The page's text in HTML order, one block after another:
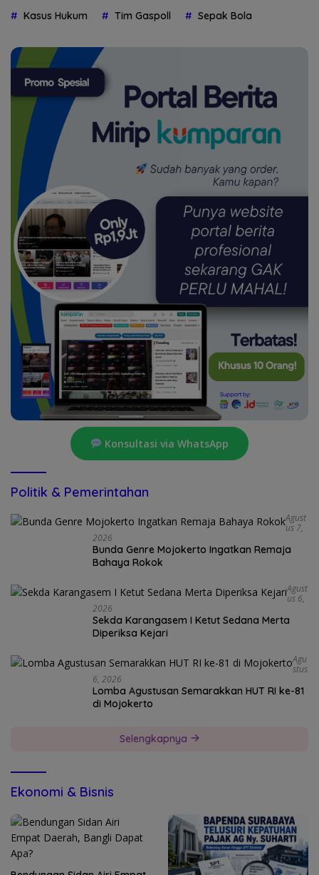
Kasus Hukum Tim Gaspoll Sepak Bola
Konsultasi via WhatsApp
Politik & Pemerintahan
Agust
Us 7,
2026
Bunda Genre Mojokerto Ingatkan Remaja
Bahaya Rokok
Agust
Us 6,
2026
Sekda Karangasem I Ketut Sedana Merta
Diperiksa Kejari
Agu
Stus
6, 2026
Lomba Agustusan Semarakkan HUT RI ke-81
di Mojokerto
Selengkapnya
Ekonomi & Bisnis